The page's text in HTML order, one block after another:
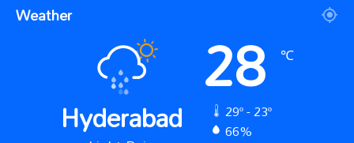
Weather
Hyderabad 28 ℃
29º - 23º
66%